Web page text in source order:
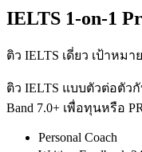
IELTS 1-on-1
ติว IELTS เดี่ยว เป้าหมา
ติว IELTS แบบตัวต่อตัวกั
Band 7.0+ เพื่อทุนหรือ
Personal Coach